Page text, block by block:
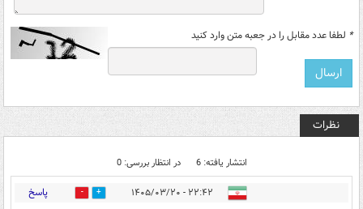
* لطفا عدد مقابل را در جعبه متن وارد کنید
نظرات
انتشار یافته: 6 در انتظار بررسی: 0
۲۲:۴۲ - ۱۴۰۵/۰۳/۲۰ 2 پاسخ